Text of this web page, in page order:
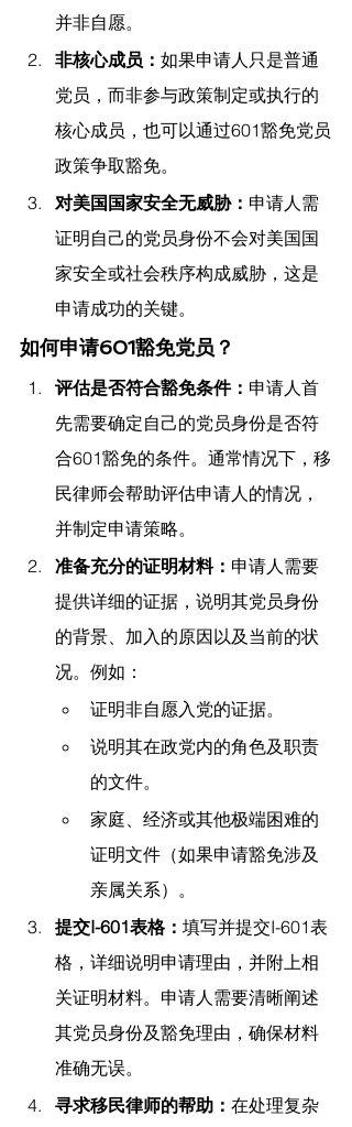
并非自愿。
非核心成员： 如果申请人只是普通
党员，而非参与政策制定或执行的
核心成员，也可以通过601豁免党员
政策争取豁免。
对美国国家安全无威胁： 申请人需
证明自己的党员身份不会对美国国
家安全或社会秩序构成威胁，这是
申请成功的关键。
如何申请601豁免党员？
评估是否符合豁免条件： 申请人首
先需要确定自己的党员身份是否符
合601豁免的条件。通常情况下，移
民律师会帮助评估申请人的情况，
并制定申请策略。
准备充分的证明材料： 申请人需要
提供详细的证据，说明其党员身份
的背景、加入的原因以及当前的状
况。例如：
证明非自愿入党的证据。
说明其在政党内的角色及职责
的文件。
家庭、经济或其他极端困难的
证明文件（如果申请豁免涉及
亲属关系）。
提交I-601表格： 填写并提交I-601表
格，详细说明申请理由，并附上相
关证明材料。申请人需要清晰阐述
其党员身份及豁免理由，确保材料
准确无误。
寻求移民律师的帮助： 在处理复杂